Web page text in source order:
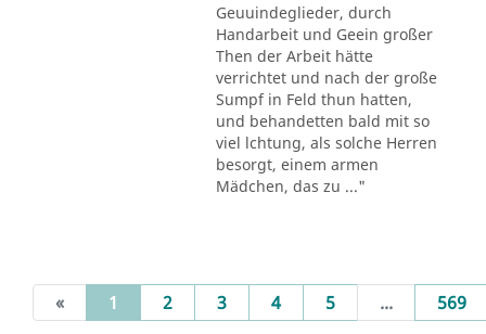
Geuuindeglieder, durch
Handarbeit und Geein großer
Then der Arbeit hätte
verrichtet und nach der große
Sumpf in Feld thun hatten,
und behandetten bald mit so
viel lchtung, als solche Herren
besorgt, einem armen
Mädchen, das zu ..."
« 1 (current)
2 3 4 5 ... 569